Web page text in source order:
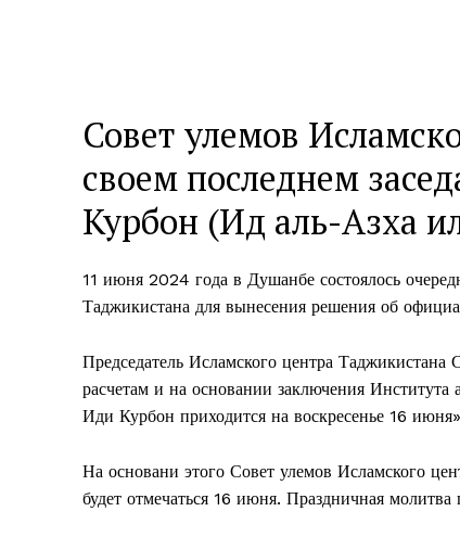
Совет улемов
своем последнем
Курбон (Ид аль-Азха
11 июня 2024 года в Душанбе состоялось
Таджикистана для вынесения решения об
Председатель Исламского центра
расчетам и на основании заключения
Иди Курбон приходится на воскресенье 16
На основани этого Совет улемов Исламского
будет отмечаться 16 июня. Праздничная